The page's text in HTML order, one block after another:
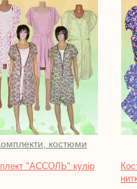
Костюми
Костюм "БАРСЕЛОНА" 2-х